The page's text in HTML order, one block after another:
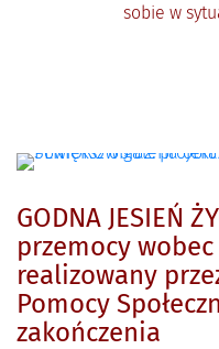
sobie w
Artykuły
GODNA JESIEŃ
przemocy
realizowany
Pomocy
zakończenia